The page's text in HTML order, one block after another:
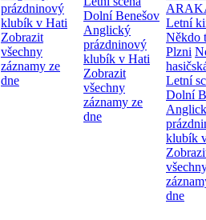
prázdninový
klubík v Hati
Zobrazit
všechny
záznamy ze
dne
Dolní Benešov
Anglický
prázdninový
klubík v Hati
Zobrazit
všechny
záznamy ze
dne
Letní
Někdo
Plzni
Letní
Dolní
klubík
dne